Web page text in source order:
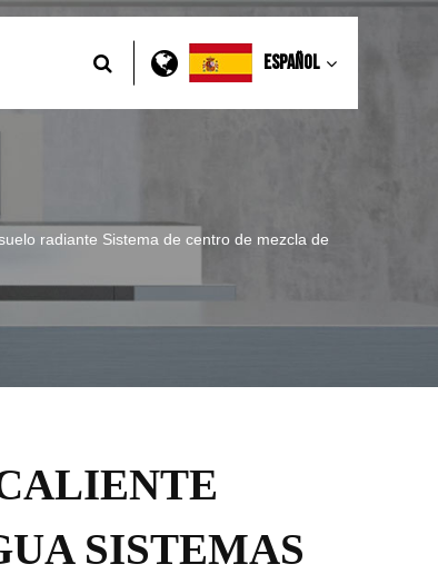
Español
radiante Sistema de centro de mezcla de
SISTEMAS